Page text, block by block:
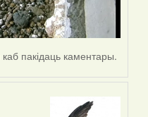
каб пакідаць каментары.